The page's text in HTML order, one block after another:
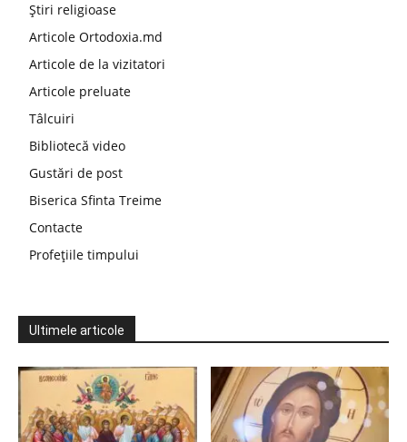
Știri religioase
Articole Ortodoxia.md
Articole de la vizitatori
Articole preluate
Tâlcuiri
Bibliotecă video
Gustări de post
Biserica Sfinta Treime
Contacte
Profețiile timpului
Ultimele articole